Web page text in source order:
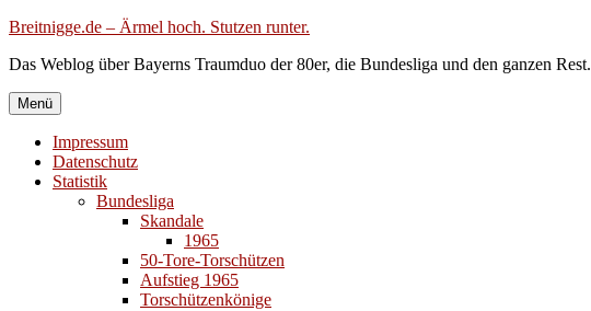
Zum
springen
Breitnigge.de – Ärmel hoch. Stutzen runter.
Das Weblog über Bayerns Traumduo der 80er, die Bundesliga und den ganzen Rest.
Menü
Impressum
Datenschutz
Statistik
Bundesliga
Skandale
1965
50-Tore-Torschützen
Aufstieg 1965
Torschützenkönige